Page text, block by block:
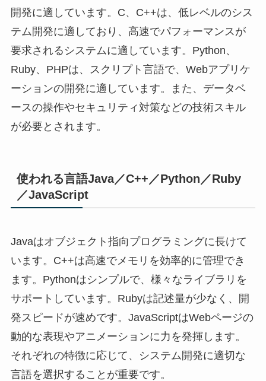
開発に適しています。C、C++は、低レベルのシス
テム開発に適しており、高速でパフォーマンスが
要求されるシステムに適しています。Python、
Ruby、PHPは、スクリプト言語で、Webアプリケ
ーションの開発に適しています。また、データベ
ースの操作やセキュリティ対策などの技術スキル
が必要とされます。
使われる言語Java／C++／Python／Ruby
／JavaScript
Javaはオブジェクト指向プログラミングに長けて
います。C++は高速でメモリを効率的に管理でき
ます。Pythonはシンプルで、様々なライブラリを
サポートしています。Rubyは記述量が少なく、開
発スピードが速めです。JavaScriptはWebページの
動的な表現やアニメーションに力を発揮します。
それぞれの特徴に応じて、システム開発に適切な
言語を選択することが重要です。